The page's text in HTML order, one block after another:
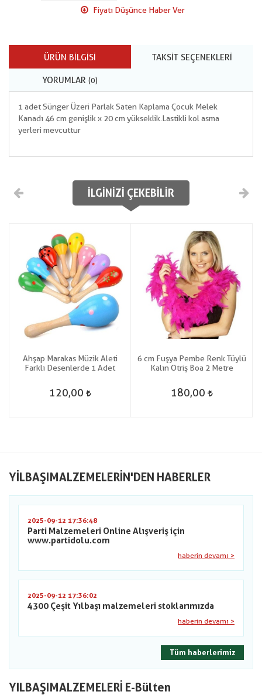
Fiyatı Düşünce Haber Ver
ÜRÜN BILGISI TAKSIT SEÇENEKLERI
YORUMLAR (0)
1 adet Sünger Üzeri Parlak Saten Kaplama Çocuk Melek
Kanadı 46 cm genişlik x 20 cm yükseklik.Lastikli kol asma
yerleri mevcuttur
İLGINIZI ÇEKEBILIR
Ahşap Marakas Müzik Aleti
Farklı Desenlerde 1 Adet
120,00
6 cm Fuşya Pembe Renk Tüylü
Kalın Otriş Boa 2 Metre
180,00
YILBAŞIMALZEMELERIN'DEN HABERLER
2025-09-12 17:36:48
Parti Malzemeleri Online Alışveriş için
www.partidolu.com
haberin devamı >
2025-09-12 17:36:02
4300 Çeşit Yılbaşı malzemeleri stoklarımızda
haberin devamı >
Tüm haberlerimiz
YILBAŞIMALZEMELERİ E-Bülten